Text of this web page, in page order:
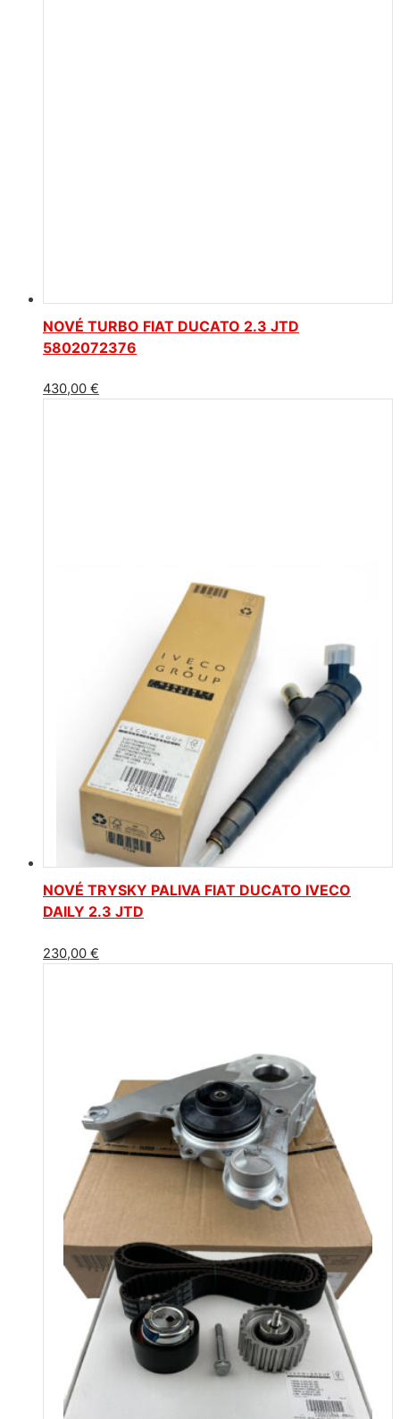
NOVÉ TURBO FIAT DUCATO 2.3 JTD
5802072376
430,00 €
NOVÉ TRYSKY PALIVA FIAT DUCATO IVECO
DAILY 2.3 JTD
230,00 €